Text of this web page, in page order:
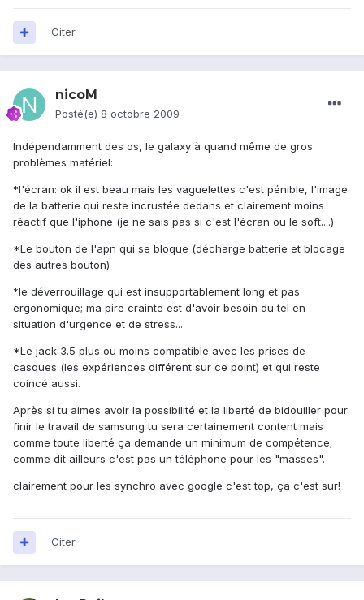
Citer
nicoM
Posté(e) 8 octobre 2009
Indépendamment des os, le galaxy à quand même de gros
problèmes matériel:
*l'écran: ok il est beau mais les vaguelettes c'est pénible, l'image
de la batterie qui reste incrustée dedans et clairement moins
réactif que l'iphone (je ne sais pas si c'est l'écran ou le soft....)
*Le bouton de l'apn qui se bloque (décharge batterie et blocage
des autres bouton)
*le déverrouillage qui est insupportablement long et pas
ergonomique; ma pire crainte est d'avoir besoin du tel en
situation d'urgence et de stress...
*Le jack 3.5 plus ou moins compatible avec les prises de
casques (les expériences différent sur ce point) et qui reste
coincé aussi.
Après si tu aimes avoir la possibilité et la liberté de bidouiller pour
finir le travail de samsung tu sera certainement content mais
comme toute liberté ça demande un minimum de compétence;
comme dit ailleurs c'est pas un téléphone pour les "masses".
clairement pour les synchro avec google c'est top, ça c'est sur!
Citer